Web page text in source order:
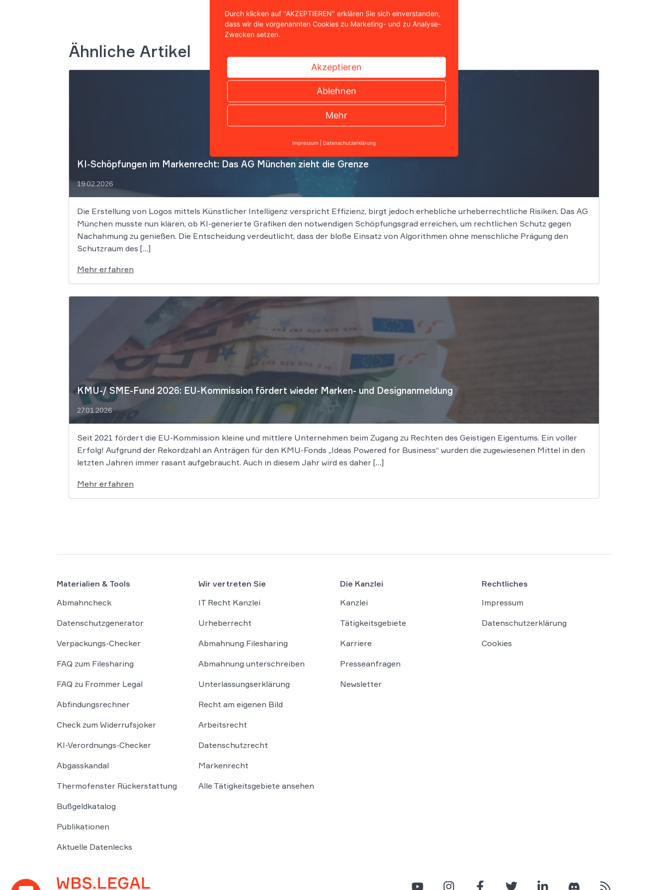
Ähnliche Artikel
KI-Schöpfungen im Markenrecht: Das AG München zieht die Grenze
19.02.2026
Die Erstellung von Logos mittels Künstlicher Intelligenz verspricht Effizienz, birgt jedoch erhebliche urheberrechtliche Risiken. Das AG
München musste nun klären, ob KI-generierte Grafiken den notwendigen Schöpfungsgrad erreichen, um rechtlichen Schutz gegen
Nachahmung zu genießen. Die Entscheidung verdeutlicht, dass der bloße Einsatz von Algorithmen ohne menschliche Prägung den
Schutzraum des […]
Mehr erfahren
KMU-/ SME-Fund 2026: EU-Kommission fördert wieder Marken- und Designanmeldung
27.01.2026
Seit 2021 fördert die EU-Kommission kleine und mittlere Unternehmen beim Zugang zu Rechten des Geistigen Eigentums. Ein voller
Erfolg! Aufgrund der Rekordzahl an Anträgen für den KMU-Fonds „Ideas Powered for Business“ wurden die zugewiesenen Mittel in den
letzten Jahren immer rasant aufgebraucht. Auch in diesem Jahr wird es daher […]
Mehr erfahren
Materialien & Tools
Abmahncheck
Datenschutzgenerator
Verpackungs-Checker
FAQ zum Filesharing
FAQ zu Frommer Legal
Abfindungsrechner
Check zum Widerrufsjoker
KI-Verordnungs-Checker
Abgasskandal
Thermofenster Rückerstattung
Bußgeldkatalog
Publikationen
Aktuelle Datenlecks
Wir vertreten Sie
IT Recht Kanzlei
Urheberrecht
Abmahnung Filesharing
Abmahnung unterschreiben
Unterlassungserklärung
Recht am eigenen Bild
Arbeitsrecht
Datenschutzrecht
Markenrecht
Alle Tätigkeitsgebiete ansehen
Die Kanzlei
Kanzlei
Tätigkeitsgebiete
Karriere
Presseanfragen
Newsletter
Rechtliches
Impressum
Datenschutzerklärung
Cookies
Durch klicken auf "AKZEPTIEREN" erklären Sie sich einverstanden,
dass wir die vorgenannten Cookies zu Marketing- und zu Analyse-
Zwecken setzen.
Akzeptieren
Ablehnen
Mehr
Impressum Datenschutzerklärung